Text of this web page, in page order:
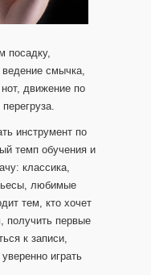
посадку,
ведение смычка,
движение по
инструмент по
темп обучения и
классика,
любимые
тем, кто хочет
получить первые
к записи,
играть